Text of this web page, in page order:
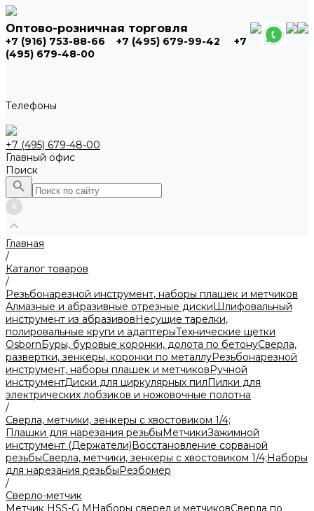
Оптово-розничная торговля
+7 (916) 753-88-66 +7 (495) 679-99-42
+7
(495) 679-48-00
Телефоны
+7 (495) 679-48-00
Главный офис
Поиск
Главная
/
Каталог товаров
/
Резьбонарезной инструмент, наборы плашек и метчиков
Алмазные и абразивные отрезные дискиШлифовальный
инструмент из абразивовНесущие тарелки,
полировальные круги и адаптерыТехнические щетки
OsbornБуры, буровые коронки, долота по бетонуСверла,
развертки, зенкеры, коронки по металлуРезьбонарезной
инструмент, наборы плашек и метчиковРучной
инструментДиски для циркулярных пилПилки для
электрических лобзиков и ножовочные полотна
/
Сверла, метчики, зенкеры с хвостовиком 1/4;
Плашки для нарезания резьбыМетчикиЗажимной
инструмент (Держатели)Восстановление сорваной
резьбыСверла, метчики, зенкеры с хвостовиком 1/4;Наборы
для нарезания резьбыРезбомер
/
Сверло-метчик
Метчик HSS-G МНаборы сверел и метчиковСверла по